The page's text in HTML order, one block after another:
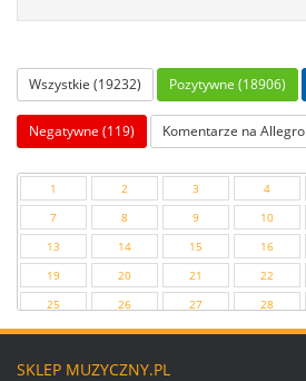
Wszystkie (19232) Pozytywne (18906)
Negatywne (119) Komentarze na Allegro
1 2 3 4
7
8 9 10
13
14 15 16
19
20 21 22
25
26 27 28
31
32 33 34
37
38
SKLEP MUZYCZNY.PL